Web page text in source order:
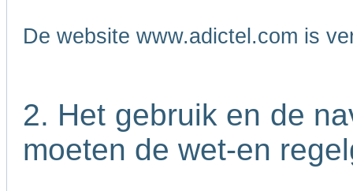
De website www.adictel.com is
2. Het gebruik en de
moeten de wet-en